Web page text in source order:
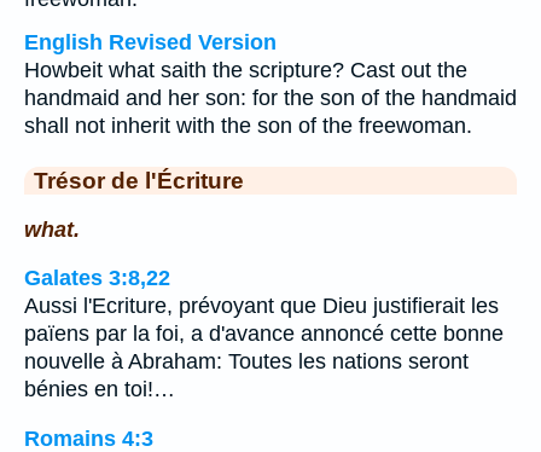
English Revised Version
Howbeit what saith the scripture? Cast out the
handmaid and her son: for the son of the handmaid
shall not inherit with the son of the freewoman.
Trésor de l'Écriture
what.
Galates 3:8,22
Aussi l'Ecriture, prévoyant que Dieu justifierait les
païens par la foi, a d'avance annoncé cette bonne
nouvelle à Abraham: Toutes les nations seront
bénies en toi!…
Romains 4:3